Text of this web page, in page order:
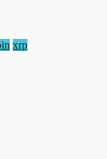
xrp